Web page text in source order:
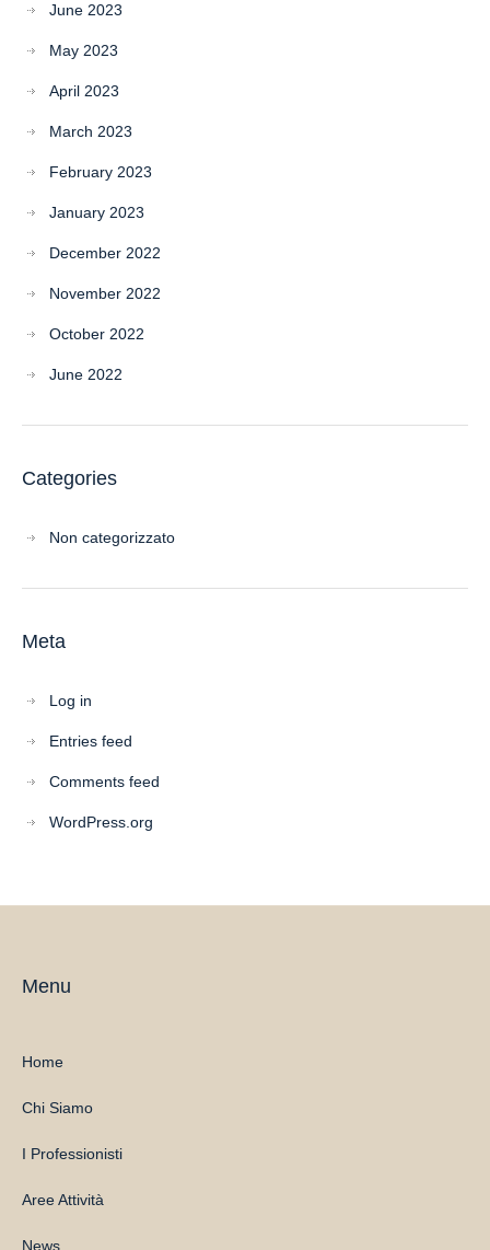
June 2023
May 2023
April 2023
March 2023
February 2023
January 2023
December 2022
November 2022
October 2022
June 2022
Categories
Non categorizzato
Meta
Log in
Entries feed
Comments feed
WordPress.org
Menu
Home
Chi Siamo
I Professionisti
Aree Attività
News